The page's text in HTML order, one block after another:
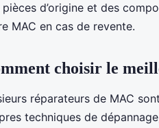
pièces d’origine et des
MAC en cas de revente.
choisir le
réparateurs de MAC
techniques de